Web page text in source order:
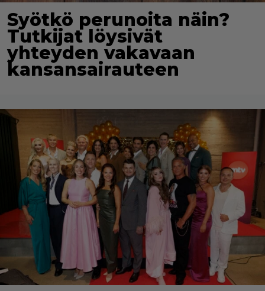
Syötkö perunoita näin?
Tutkijat löysivät
yhteyden vakavaan
kansansairauteen